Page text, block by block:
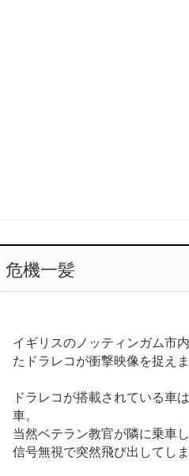
危機一髪
イギリスのノッティンガム市
たドラレコが衝撃映像を捉えま
ドラレコが搭載されている車
車。
当然ベテラン教官が隣に乗車
信号無視で突然飛び出してしま